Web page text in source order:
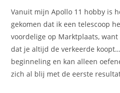
Vanuit mijn Apollo 11 hobby is
gekomen dat ik een telescoop
voordelige op Marktplaats,
dat je altijd de verkeerde
beginneling en kan alleen
zich al blij met de eerste